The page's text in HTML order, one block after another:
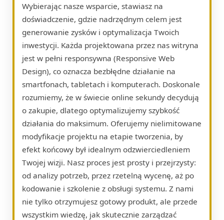
Wybierając nasze wsparcie, stawiasz na
doświadczenie, gdzie nadrzędnym celem jest
generowanie zysków i optymalizacja Twoich
inwestycji. Każda projektowana przez nas witryna
jest w pełni responsywna (Responsive Web
Design), co oznacza bezbłędne działanie na
smartfonach, tabletach i komputerach. Doskonale
rozumiemy, że w świecie online sekundy decydują
o zakupie, dlatego optymalizujemy szybkość
działania do maksimum. Oferujemy nielimitowane
modyfikacje projektu na etapie tworzenia, by
efekt końcowy był idealnym odzwierciedleniem
Twojej wizji. Nasz proces jest prosty i przejrzysty:
od analizy potrzeb, przez rzetelną wycenę, aż po
kodowanie i szkolenie z obsługi systemu. Z nami
nie tylko otrzymujesz gotowy produkt, ale przede
wszystkim wiedzę, jak skutecznie zarządzać